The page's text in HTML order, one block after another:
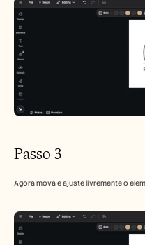
Passo 3
Agora mova e ajuste livremente o